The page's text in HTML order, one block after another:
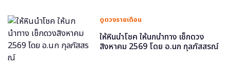
ดูดวงรายเดือน
ให้หินนำโชค ให้นกนำทาง เช็กดวง
สิงหาคม 2569 โดย อ.นก กุลภัสสรณ์